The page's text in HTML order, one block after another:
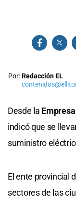
Por:Redacción EL
Desde la
indicó que se
suministro
El ente provincial
sectores de las